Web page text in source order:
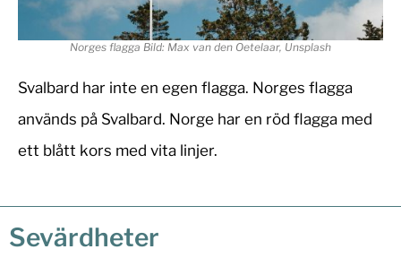
Norges flagga Bild: Max van den Oetelaar, Unsplash
Svalbard har inte en egen flagga. Norges flagga
används på Svalbard. Norge har en röd flagga med
ett blått kors med vita linjer.
Sevärdheter